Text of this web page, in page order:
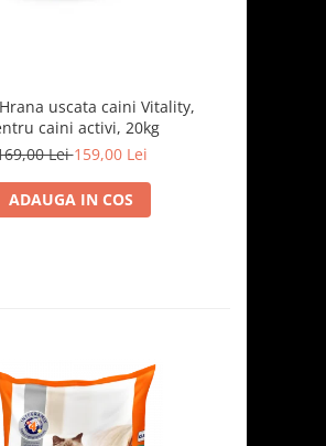
Hrana uscata caini Vitality,
caini activi, 20kg
Lei159,00 Lei
ADAUGA IN COS